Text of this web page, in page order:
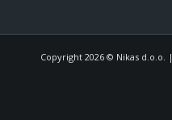
Copyright 2026 © Nikas d.o.o. |